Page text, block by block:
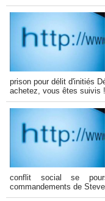
prison pour délit d'initiés
achetez, vous êtes suivis
conflit social se
commandements de